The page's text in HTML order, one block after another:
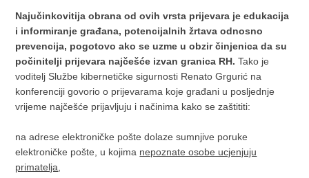
Najučinkovitija obrana od ovih vrsta prijevara je edukacija
i informiranje građana, potencijalnih žrtava odnosno
prevencija, pogotovo ako se uzme u obzir činjenica da su
počinitelji prijevara najčešće izvan granica RH. Tako je
voditelj Službe kibernetičke sigurnosti Renato Grgurić na
konferenciji govorio o prijevarama koje građani u posljednje
vrijeme najčešće prijavljuju i načinima kako se zaštititi:
na adrese elektroničke pošte dolaze sumnjive poruke
elektroničke pošte, u kojima nepoznate osobe ucjenjuju
primatelja